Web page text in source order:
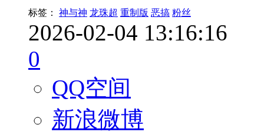
标签： 神与神 龙珠超 重制版 恶搞 粉丝
2026-02-04 13:16:16
0
QQ空间
新浪微博